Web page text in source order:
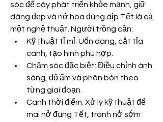
sóc để cây phát triển khỏe mạnh, giữ
dáng đẹp và nở hoa đúng dịp Tết là cả
một nghệ thuật. Người trồng cần:
Kỹ thuật tỉ mỉ: Uốn dáng, cắt tỉa
cành, tạo hình phù hợp.
Chăm sóc đặc biệt: Điều chỉnh ánh
sáng, độ ẩm và phân bón theo
từng giai đoạn.
Canh thời điểm: Xử lý kỹ thuật để
mai nở đúng Tết, tránh nở sớm